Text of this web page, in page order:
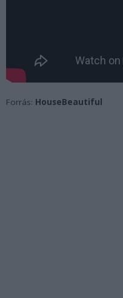
Forrás: HouseBeautiful